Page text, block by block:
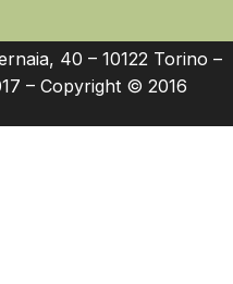
40 – 10122 Torino –
– Copyright © 2016